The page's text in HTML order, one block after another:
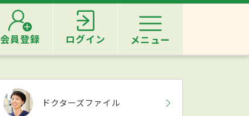
会員登録 ログイン メニュー
ドクターズファイル